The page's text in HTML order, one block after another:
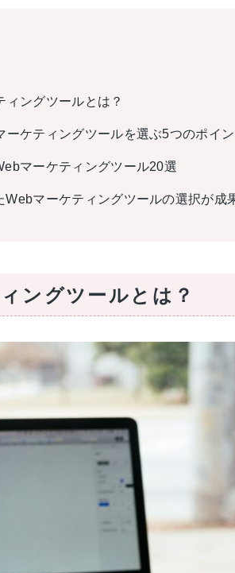
ィングツールとは？
ーケティングツールを選ぶ5つのポイン
マーケティングツール20選
Webマーケティングツールの選択が成
ングツールとは？